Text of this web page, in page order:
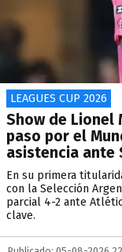
LEAGUES CUP 2026
Show de Lionel
paso por el
asistencia ante
En su primera
con la Selección
parcial 4-2 ante
clave.